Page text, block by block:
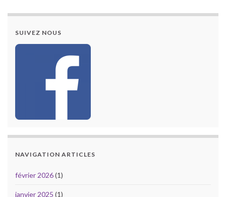
SUIVEZ NOUS
NAVIGATION ARTICLES
février 2026(1)
janvier 2025 (1)